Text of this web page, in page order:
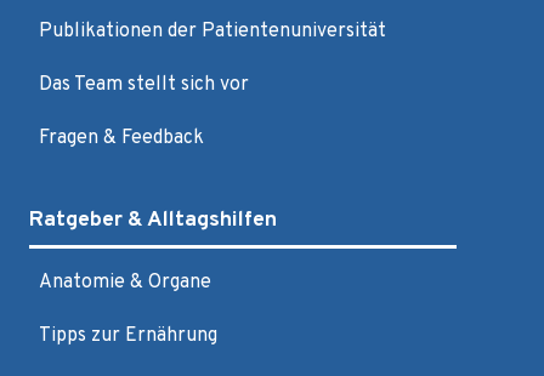
Publikationen der Patientenuniversität
Das Team stellt sich vor
Fragen & Feedback
Ratgeber & Alltagshilfen
Anatomie & Organe
Tipps zur Ernährung